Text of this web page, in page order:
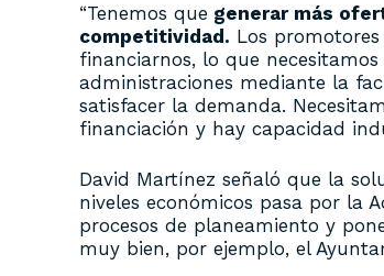
“Tenemos que generar más
competitividad. Los
financiarnos, lo que
administraciones mediante la
satisfacer la demanda.
financiación y hay capacidad
David Martínez señaló que la
niveles económicos pasa por la
procesos de planeamiento y
muy bien, por ejemplo, el